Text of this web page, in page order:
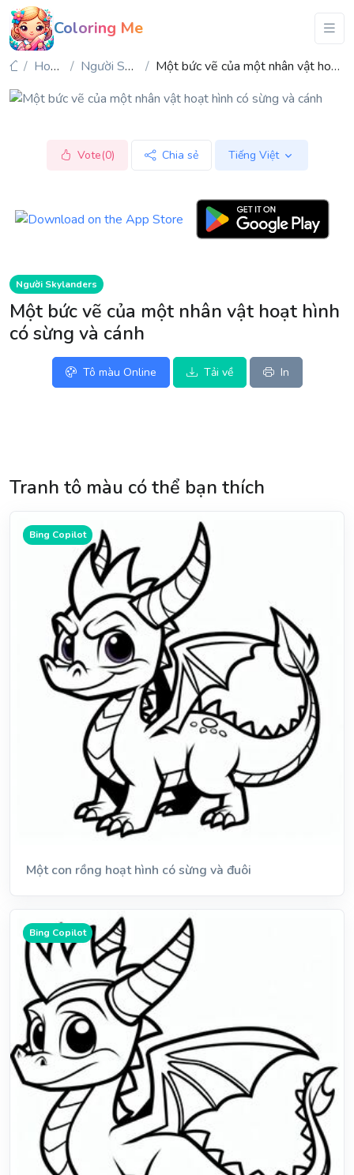
Coloring Me
Hoạt hình Người Skylanders Một bức vẽ của một nhân vật hoạt hình có sừng và cánh
Vote(0) Chia sẻ Tiếng Việt
Người Skylanders
Một bức vẽ của một nhân vật hoạt hình
có sừng và cánh
Tô màu Online Tải về In
Tranh tô màu có thể bạn thích
Bing Copilot
Một con rồng hoạt hình có sừng và đuôi
Bing Copilot